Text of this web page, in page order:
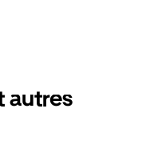
autres